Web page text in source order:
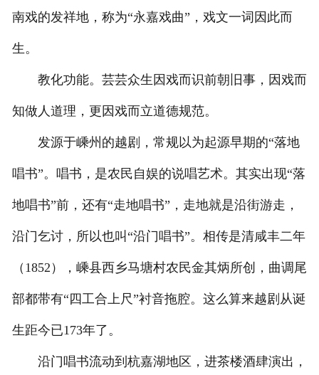
南戏的发祥地，称为“永嘉戏曲”，戏文一词因此而
生。
教化功能。芸芸众生因戏而识前朝旧事，因戏而
知做人道理，更因戏而立道德规范。
发源于嵊州的越剧，常规以为起源早期的“落地
唱书”。唱书，是农民自娱的说唱艺术。其实出现“落
地唱书”前，还有“走地唱书”，走地就是沿街游走，
沿门乞讨，所以也叫“沿门唱书”。相传是清咸丰二年
（1852），嵊县西乡马塘村农民金其炳所创，曲调尾
部都带有“四工合上尺”衬音拖腔。这么算来越剧从诞
生距今已173年了。
沿门唱书流动到杭嘉湖地区，进茶楼酒肆演出，